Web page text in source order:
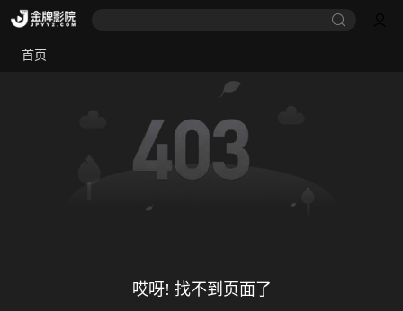
首页
哎呀! 找不到页面了